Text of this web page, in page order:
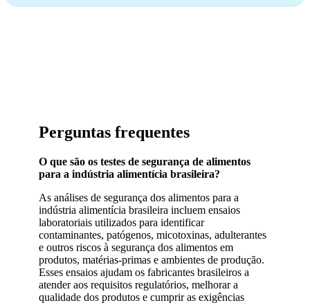
Perguntas frequentes
O que são os testes de segurança de alimentos
para a indústria alimentícia brasileira?
As análises de segurança dos alimentos para a
indústria alimentícia brasileira incluem ensaios
laboratoriais utilizados para identificar
contaminantes, patógenos, micotoxinas, adulterantes
e outros riscos à segurança dos alimentos em
produtos, matérias-primas e ambientes de produção.
Esses ensaios ajudam os fabricantes brasileiros a
atender aos requisitos regulatórios, melhorar a
qualidade dos produtos e cumprir as exigências